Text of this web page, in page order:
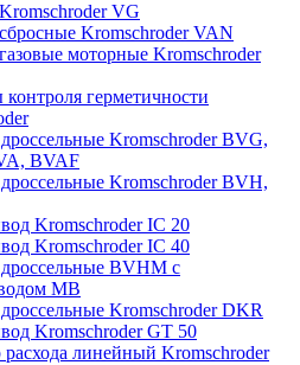
VG
Kromschroder VAN
моторные Kromschroder
герметичности
Kromschroder BVG,
BVAF
Kromschroder BVH,
Kromschroder IC 20
Kromschroder IC 40
BVHM с
МВ
Kromschroder DKR
Kromschroder GT 50
расхода линейный Kromschroder